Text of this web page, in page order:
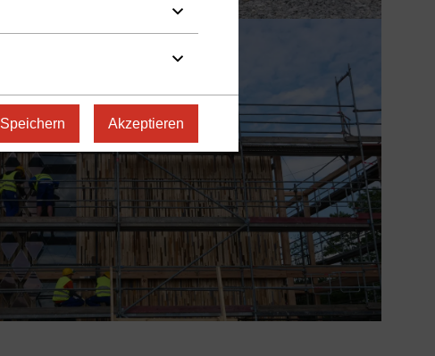
Speichern Akzeptieren